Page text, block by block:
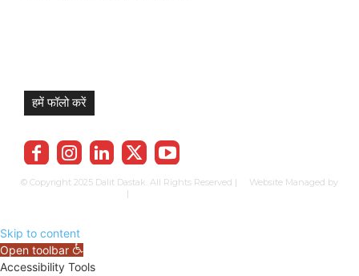
हमें फॉलो करें
© Copyright 2025 Dalit Dastak. All Rights Reserved | Website Managed by
|
Skip to content
Open toolbar
Accessibility Tools